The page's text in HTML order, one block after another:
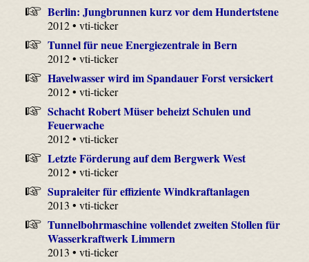
Berlin: Jungbrunnen kurz vor dem Hundertstene
2012 • vti-ticker
Tunnel für neue Energiezentrale in Bern
2012 • vti-ticker
Havelwasser wird im Spandauer Forst versickert
2012 • vti-ticker
Schacht Robert Müser beheizt Schulen und
Feuerwache
2012 • vti-ticker
Letzte Förderung auf dem Bergwerk West
2012 • vti-ticker
Supraleiter für effiziente Windkraftanlagen
2013 • vti-ticker
Tunnelbohrmaschine vollendet zweiten Stollen für
Wasserkraftwerk Limmern
2013 • vti-ticker